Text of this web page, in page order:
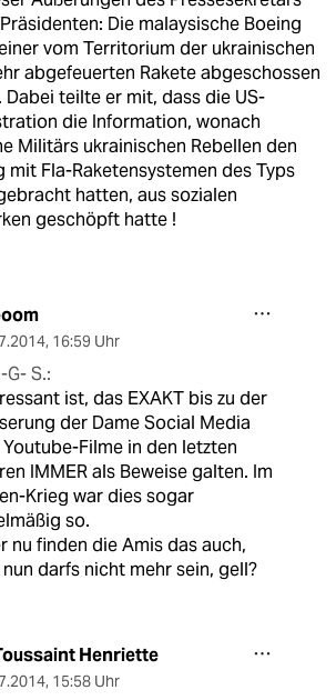
Die malaysische Boeing
vom Territorium der ukrainischen
abgefeuerten Rakete abgeschossen
Dabei teilte er mit, dass die US-
die Information, wonach
Militärs ukrainischen Rebellen den
mit Fla-Raketensystemen des Typs
hatten, aus sozialen
geschöpft hatte !
, 16:59 Uhr
G- S.:
ist, das EXAKT bis zu der
der Dame Social Media
Filme in den letzten
IMMER als Beweise galten. Im
Krieg war dies sogar
so.
nu finden die Amis das auch,
darfs nicht mehr sein, gell?
Henriette
, 15:58 Uhr